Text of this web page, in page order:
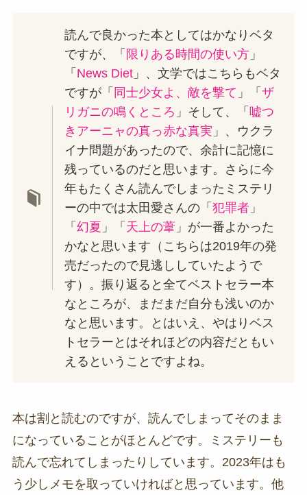
読んで良かった本としてはかなりベタ
ですが、「 限りある時間の使い方 」
「 News Diet 」、文学ではこちらもベタ
ですが「 同士少女よ、敵を撃て 」「ザ
リガニの鳴くところ 」そして、「嘘つ
きアーニャの真っ赤な真実 」、ウクラ
イナ問題があったので、余計に記憶に
残っているのだと思います。さらに今
年もたくさん読んでしまったミステリ
ーの中では太田愛さんの「犯罪者 」
「幻夏 」「 天上の葦 」が一番よかった
かなと思います（こちらは2019年の発
売だったので見逃ししていたようで
す）。振り返ると全てベストセラー本
なところが、まだまだ自分も浅いのか
なと思います。とはいえ、やはりベス
トセラーとはそれほどの内容だともい
えるということですよね。
本は割と読むのですが、読んでしまってそのまま
になっていることがほとんどです。ミステリーも
読んで忘れてしまったりしています。2023年はも
う少しメモを取っていければと思っています。他